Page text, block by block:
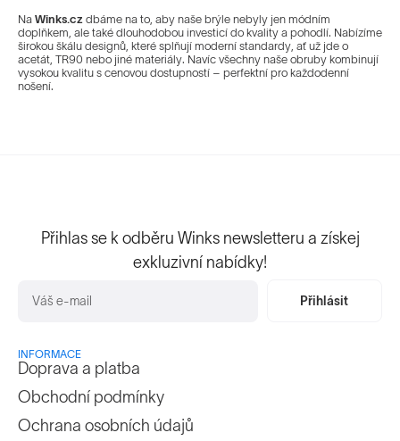
Na Winks.cz dbáme na to, aby naše brýle nebyly jen módním
doplňkem, ale také dlouhodobou investicí do kvality a pohodlí. Nabízíme
širokou škálu designů, které splňují moderní standardy, ať už jde o
acetát, TR90 nebo jiné materiály. Navíc všechny naše obruby kombinují
vysokou kvalitu s cenovou dostupností – perfektní pro každodenní
nošení.
Přihlas se k odběru Winks newsletteru a získej
exkluzivní nabídky!
Přihlásit
INFORMACE
Doprava a platba
Obchodní podmínky
Ochrana osobních údajů